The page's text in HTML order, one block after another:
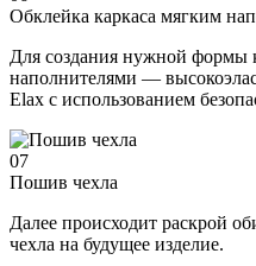
Обклейка каркаса мягким
Для создания нужной формы
наполнителями —
Elax с использованием
07
Пошив чехла
Далее происходит раскрой
чехла на будущее изделие.